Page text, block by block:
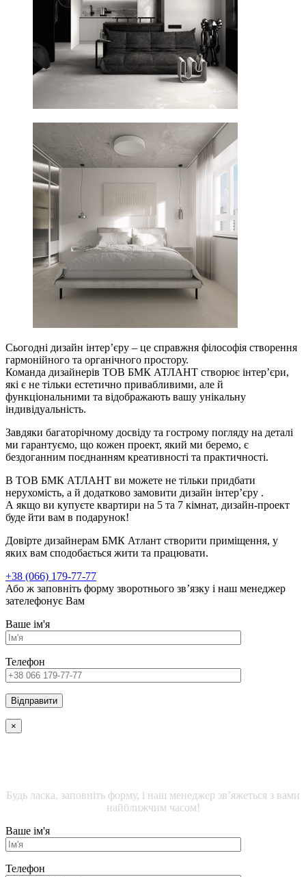
Сьогодні дизайн інтерʼєру – це справжня філософія створення
гармонійного та органічного простору.
Команда дизайнерів ТОВ БМК АТЛАНТ створює інтерʼєри,
які є не тільки естетично привабливими, але й
функціональними та відображають вашу унікальну
індивідуальність.
Завдяки багаторічному досвіду та гострому погляду на деталі
ми гарантуємо, що кожен проект, який ми беремо, є
бездоганним поєднанням креативності та практичності.
В ТОВ БМК АТЛАНТ ви можете не тільки придбати
нерухомість, а й додатково замовити дизайн інтерʼєру .
А якщо ви купуєте квартири на 5 та 7 кімнат, дизайн-проект
буде йти вам в подарунок!
Довірте дизайнерам БМК Атлант створити приміщення, у
яких вам сподобається жити та працювати.
+38 (066) 179-77-77
Або ж заповніть форму зворотнього зв’язку і наш менеджер
зателефонує Вам
Ваше ім'я
Телефон
×
Будь ласка, заповніть форму, і наш менеджер зв’яжеться з вами
найближчим часом!
Ваше ім'я
Телефон